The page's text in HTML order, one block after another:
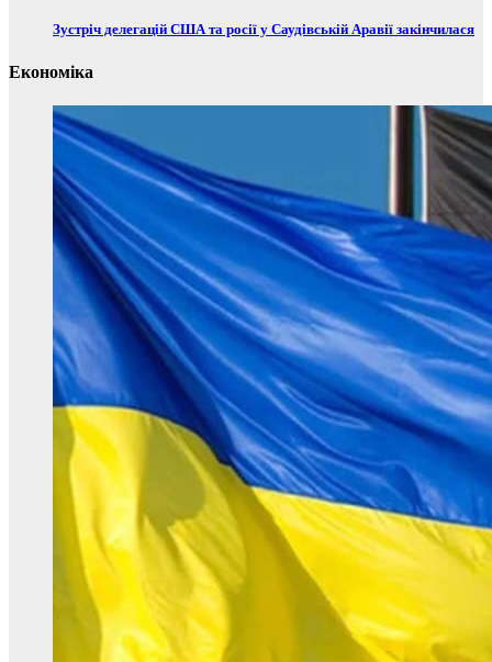
Зустріч делегацій США та росії у Саудівській Аравії закінчилася
Економіка